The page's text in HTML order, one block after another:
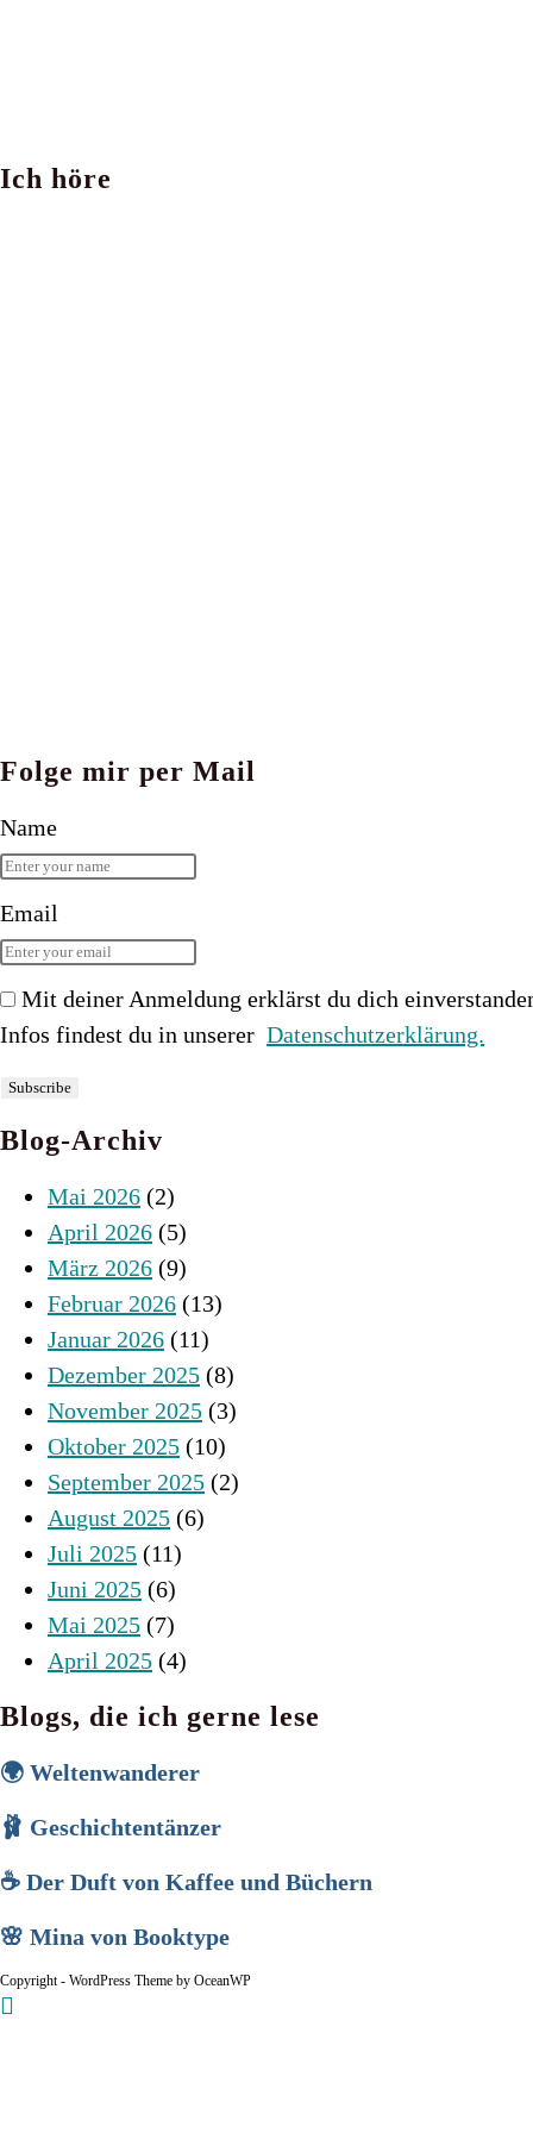
Ich höre
Folge mir per Mail
Name
Email
Mit deiner Anmeldung erklärst du dich
Infos findest du in unserer Datenschutzerklärung.
Blog-Archiv
Mai 2026 (2)
April 2026 (5)
März 2026 (9)
Februar 2026 (13)
Januar 2026 (11)
Dezember 2025 (8)
November 2025 (3)
Oktober 2025 (10)
September 2025 (2)
August 2025 (6)
Juli 2025 (11)
Juni 2025 (6)
Mai 2025 (7)
April 2025 (4)
Blogs, die ich gerne lese
🌍 Weltenwanderer
🩰 Geschichtentänzer
☕ Der Duft von Kaffee und Büchern
🌸 Mina von Booktype
Copyright - WordPress Theme by OceanWP